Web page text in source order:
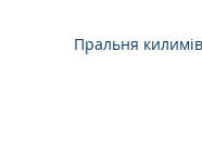
Пральня